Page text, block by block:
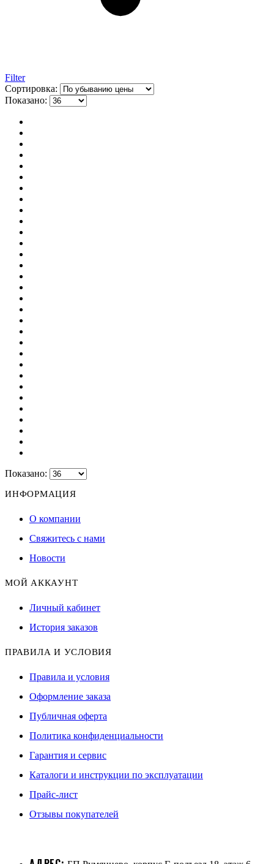
Filter
Сортировка:
Показано:
Показано:
ИНФОРМАЦИЯ
О компании
Свяжитесь с нами
Новости
МОЙ АККАУНТ
Личный кабинет
История заказов
ПРАВИЛА И УСЛОВИЯ
Правила и условия
Оформление заказа
Публичная оферта
Политика конфиденциальности
Гарантия и сервис
Каталоги и инструкции по эксплуатации
Прайс-лист
Отзывы покупателей